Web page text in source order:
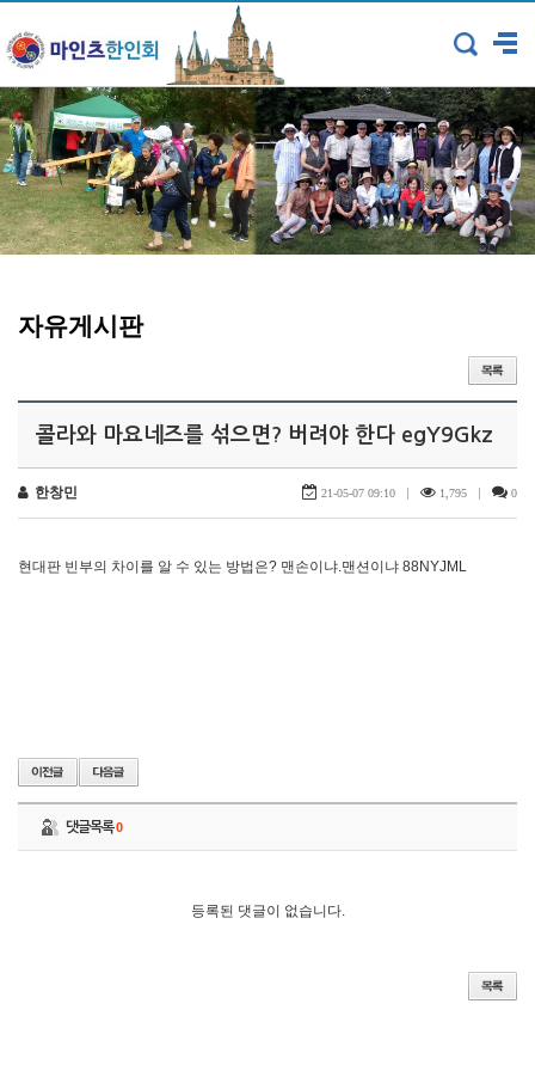
자유게시판
콜라와 마요네즈를 섞으면? 버려야 한다 egY9Gkz
한창민 21-05-07 09:10 1,795 0
현대판 빈부의 차이를 알 수 있는 방법은? 맨손이냐.맨션이냐 88NYJML
댓글목록0
등록된 댓글이 없습니다.